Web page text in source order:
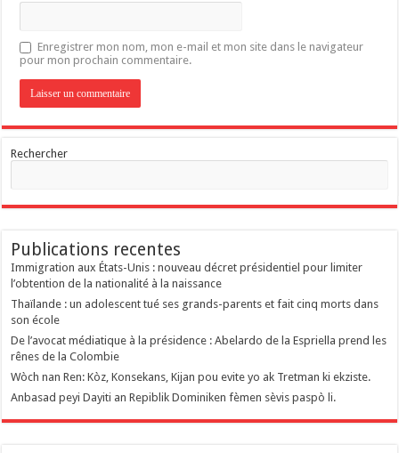
Enregistrer mon nom, mon e-mail et mon site dans le navigateur
pour mon prochain commentaire.
Rechercher
Publications recentes
Immigration aux États-Unis : nouveau décret présidentiel pour limiter
l’obtention de la nationalité à la naissance
Thaïlande : un adolescent tué ses grands-parents et fait cinq morts dans
son école
De l’avocat médiatique à la présidence : Abelardo de la Espriella prend les
rênes de la Colombie
Wòch nan Ren: Kòz, Konsekans, Kijan pou evite yo ak Tretman ki ekziste.
Anbasad peyi Dayiti an Repiblik Dominiken fèmen sèvis paspò li.